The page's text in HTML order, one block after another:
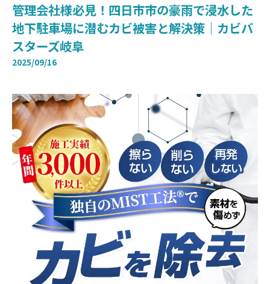
管理会社様必見！四日市市の豪雨で浸水した
地下駐車場に潜むカビ被害と解決策｜カビバ
スターズ岐阜
2025/09/16